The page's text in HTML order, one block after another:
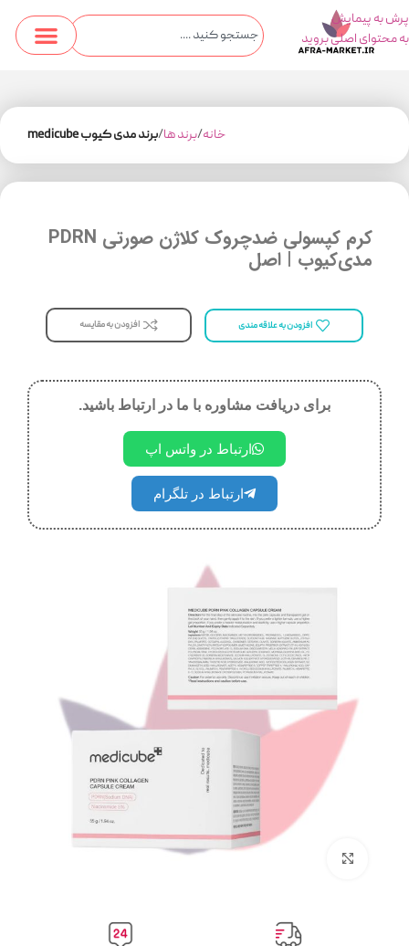
پرش به پیمایش
به محتوای اصلی بروید
خانه برند ها برند مدی کیوب medicube
کرم کپسولی ضدچروک کلاژن صورتی PDRN
مدی‌کیوب | اصل
افزودن به علاقه مندی افزودن به مقایسه
برای دریافت مشاوره با ما در ارتباط باشید.
ارتباط در واتس اپ
ارتباط در تلگرام